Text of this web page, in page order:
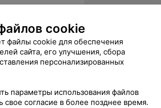
Научу
cookie
файлы cookie для обеспечения
сайта, его улучшения, сбора
персонализированных
параметры использования файлов
свое согласие в более позднее время.